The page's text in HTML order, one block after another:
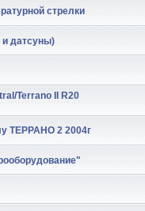
стрелки
и датсуны)
Terrano II R20
ТЕРРАНО 2 2004г